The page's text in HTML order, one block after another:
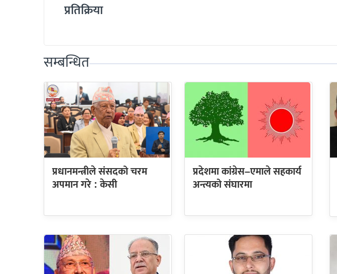
प्रतिक्रिया
सम्बन्धित
प्रधानमन्त्रीले संसदको चरम
अपमान गरे : केसी
प्रदेशमा कांग्रेस–एमाले सहकार्य
अन्त्यको संघारमा